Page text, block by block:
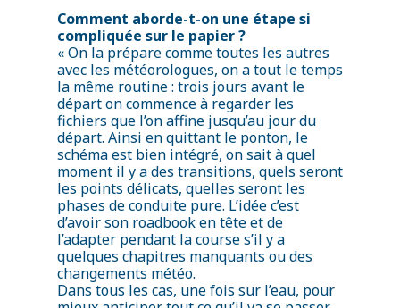
Comment aborde-t-on une étape si
compliquée sur le papier ?
« On la prépare comme toutes les autres
avec les météorologues, on a tout le temps
la même routine : trois jours avant le
départ on commence à regarder les
fichiers que l’on affine jusqu’au jour du
départ. Ainsi en quittant le ponton, le
schéma est bien intégré, on sait à quel
moment il y a des transitions, quels seront
les points délicats, quelles seront les
phases de conduite pure. L’idée c’est
d’avoir son roadbook en tête et de
l’adapter pendant la course s’il y a
quelques chapitres manquants ou des
changements météo.
Dans tous les cas, une fois sur l’eau, pour
LIVE
PARTENARIAT
BATEAU
FEED
GALERIE
CONTACT